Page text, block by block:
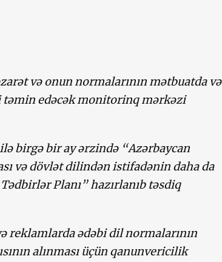
və onun normalarının mətbuatda və
edəcək monitorinq mərkəzi
birgə bir ay ərzində “Azərbaycan
və dövlət dilindən istifadənin daha da
Tədbirlər Planı” hazırlanıb təsdiq
reklamlarda ədəbi dil normalarının
alınması üçün qanunvericilik